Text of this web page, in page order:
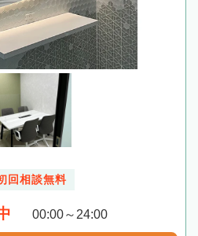
回相談無料
00:00～24:00